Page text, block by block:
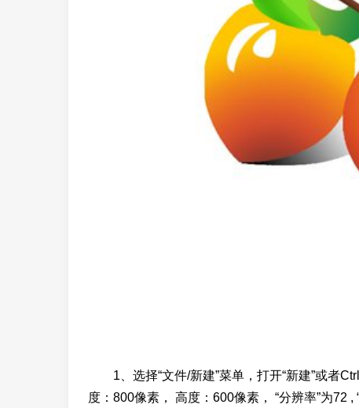
1、选择“文件/新建”菜单，打开“新建”或者
度：800像素， 高度：600像素， “分辨率”为72